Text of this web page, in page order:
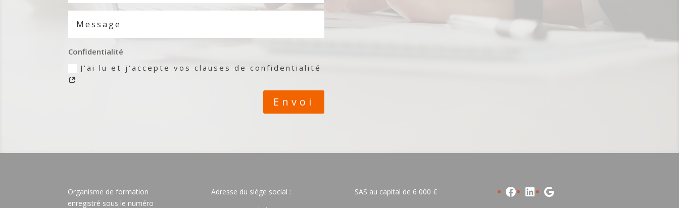
Confidentialité
J'ai lu et j'accepte vos clauses de confidentialité
Envoi
Organisme de formation
enregistré sous le numéro
Adresse du siège social :
SAS au capital de 6 000 €
Facebook
LinkedIn
Google